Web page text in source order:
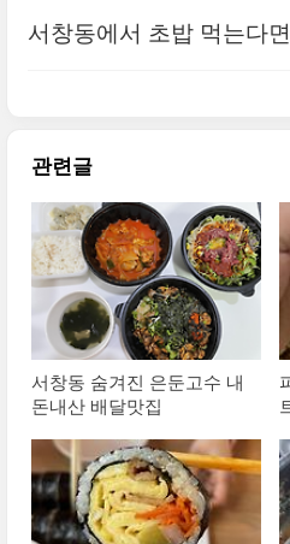
서창동에서 초밥 먹는다
관련글
서창동 숨겨진 은둔고수 내
돈내산 배달맛집